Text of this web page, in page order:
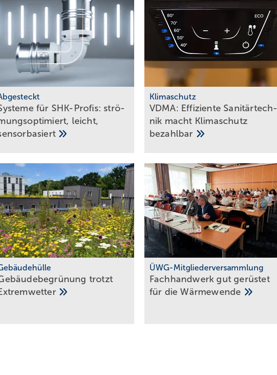
für SHK-Profis: strö­
leicht,
Klimaschutz
VDMA: Effiziente Sanitär­tech­
nik macht Klima­schutz
bezahlbar
trotzt
ÜWG-Mitgliederversammlung
Fach­hand­werk gut ge­rüs­tet
für dieWär­me­wen­de